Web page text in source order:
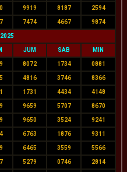
9919 8187 2594
7474 4667 9874
JUM SAB MIN
8072 1734 0881
4816 3746 8366
1731 4434 4148
9659 5707 8670
9650 3524 9241
6763 1876 9311
6465 3559 5566
5279 0746 2814